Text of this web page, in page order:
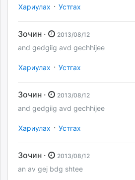
Хариулах · Устгах
Зочин · 2013/08/12
and gedgiig avd gechhijee
Хариулах · Устгах
Зочин · 2013/08/12
and gedgiig avd gechhijee
Хариулах · Устгах
Зочин · 2013/08/12
an av gej bdg shtee